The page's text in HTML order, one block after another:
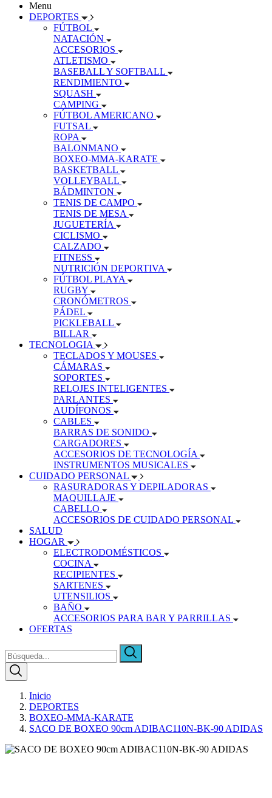
Menu
DEPORTES
FÚTBOL
NATACIÓN
ACCESORIOS
ATLETISMO
BASEBALL Y SOFTBALL
RENDIMIENTO
SQUASH
CAMPING
FÚTBOL AMERICANO
FUTSAL
ROPA
BALONMANO
BOXEO-MMA-KARATE
BASKETBALL
VOLLEYBALL
BÁDMINTON
TENIS DE CAMPO
TENIS DE MESA
JUGUETERÍA
CICLISMO
CALZADO
FITNESS
NUTRICIÓN DEPORTIVA
FÚTBOL PLAYA
RUGBY
CRONÓMETROS
PÁDEL
PICKLEBALL
BILLAR
TECNOLOGIA
TECLADOS Y MOUSES
CÁMARAS
SOPORTES
RELOJES INTELIGENTES
PARLANTES
AUDÍFONOS
CABLES
BARRAS DE SONIDO
CARGADORES
ACCESORIOS DE TECNOLOGÍA
INSTRUMENTOS MUSICALES
CUIDADO PERSONAL
RASURADORAS Y DEPILADORAS
MAQUILLAJE
CABELLO
ACCESORIOS DE CUIDADO PERSONAL
SALUD
HOGAR
ELECTRODOMÉSTICOS
COCINA
RECIPIENTES
SARTENES
UTENSILIOS
BAÑO
ACCESORIOS PARA BAR Y PARRILLAS
OFERTAS
Inicio
DEPORTES
BOXEO-MMA-KARATE
SACO DE BOXEO 90cm ADIBAC110N-BK-90 ADIDAS